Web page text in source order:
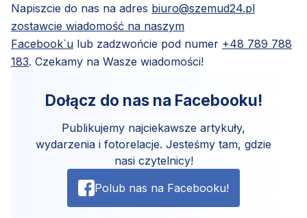
Napiszcie do nas na adres biuro@szemud24.pl
zostawcie wiadomość na naszym
Facebook`u lub zadzwońcie pod numer +48 789 788
183. Czekamy na Wasze wiadomości!
Dołącz do nas na Facebooku!
Publikujemy najciekawsze artykuły,
wydarzenia i fotorelacje. Jesteśmy tam, gdzie
nasi czytelnicy!
Polub nas na Facebooku!